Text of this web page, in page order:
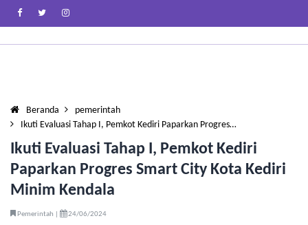
Beranda
pemerintah
Ikuti Evaluasi Tahap I, Pemkot Kediri Paparkan Progres…
Ikuti Evaluasi Tahap I, Pemkot Kediri
Paparkan Progres Smart City Kota Kediri
Minim Kendala
Pemerintah | 24/06/2024